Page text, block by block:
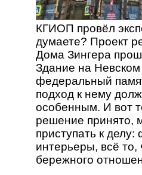
КГИОП провёл
думаете? Проект
Дома Зингера
Здание на
федеральный
подход к нему
особенным. И вот
решение принято,
приступать к делу:
интерьеры, всё то,
бережного